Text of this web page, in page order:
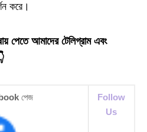
করে।
পেতে আমাদের টেলিগ্রাম এবং
পেজ
Follow
Us